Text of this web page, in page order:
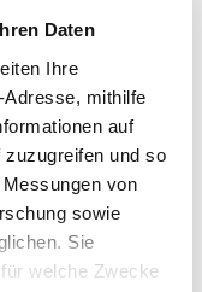
Daten
Ihre
mithilfe
auf
und so
von
sowie
Sie
welche Zwecke
Handtuchwärmer,
Zimmersafe, W-LAN
Raum